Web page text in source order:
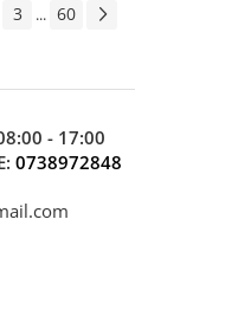
3 ... 60
- 17:00
0738972848